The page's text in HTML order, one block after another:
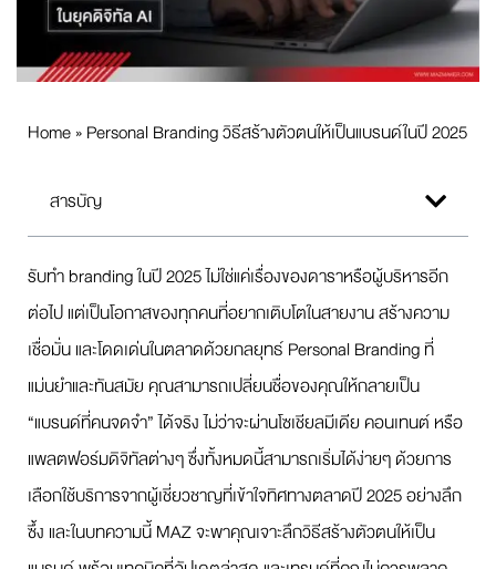
Home»Personal Branding วิธีสร้างตัวตนให้เป็นแบรนด์ในปี 2025
สารบัญ
รับทำ branding ในปี 2025 ไม่ใช่แค่เรื่องของดาราหรือผู้บริหารอีก
ต่อไป แต่เป็นโอกาสของทุกคนที่อยากเติบโตในสายงาน สร้างความ
เชื่อมั่น และโดดเด่นในตลาดด้วยกลยุทธ์ Personal Branding ที่
แม่นยำและทันสมัย คุณสามารถเปลี่ยนชื่อของคุณให้กลายเป็น
“แบรนด์ที่คนจดจำ” ได้จริง ไม่ว่าจะผ่านโซเชียลมีเดีย คอนเทนต์ หรือ
แพลตฟอร์มดิจิทัลต่างๆ ซึ่งทั้งหมดนี้สามารถเริ่มได้ง่ายๆ ด้วยการ
เลือกใช้บริการจากผู้เชี่ยวชาญที่เข้าใจทิศทางตลาดปี 2025 อย่างลึก
ซึ้ง และในบทความนี้ MAZ จะพาคุณเจาะลึกวิธีสร้างตัวตนให้เป็น